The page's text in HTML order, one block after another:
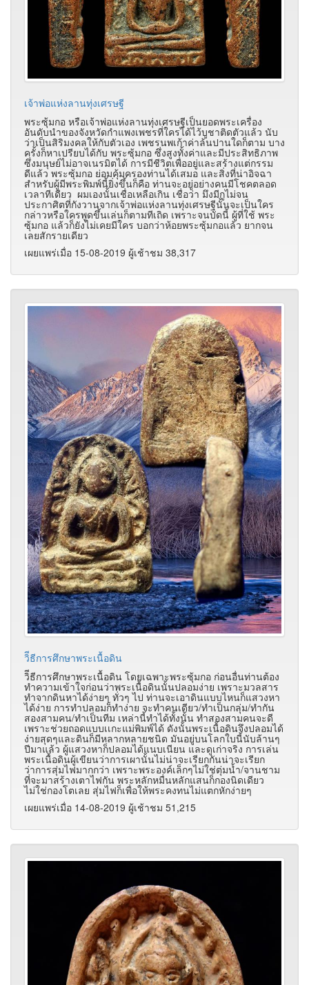
เจ้าพ่อแห่งลานทุ่งเศรษฐี
พระซุ้มกอ หรือเจ้าพ่อแห่งลานทุ่งเศรษฐีเป็นยอดพระเครื่อง
อันดับนำของจังหวัดกำแพงเพชรที่ใครได้ไว้บูชาติดตัวแล้ว นับ
ว่าเป็นสิริมงคลให้กับตัวเอง เพชรนพเก้าค่าล้นปานใดก็ตาม บาง
ครั้งก็หาเปรียบได้กับ พระซุ้มกอ ซึ่งสูงทั้งค่าและมีประสิทธิภาพ
ซึ่งมนุษย์ไม่อาจเนรมิตได้ การมีชีวิตเพื่ออยู่และสร้างแต่กรรม
ดีแล้ว พระซุ้มกอ ย่อมคุ้มครองท่านได้เสมอ และสิ่งที่น่าอิจฉา
สำหรับผู้มีพระพิมพ์นี้ยิ่งขึ้นก็คือ ท่านจะอยู่อย่างคนมีโชคตลอด
เวลาทีเดียว ผมเองนั้นเชื่อเหลือเกิน เชื่อว่า มึงมีกูไม่จน
ประกาศิตที่กังวานจากเจ้าพ่อแห่งลานทุ่งเศรษฐีนั้นจะเป็นใคร
กล่าวหรือใครพูดขึ้นเล่นก็ตามทีเถิด เพราะจนบัดนี้ ผู้ที่ใช้ พระ
ซุ้มกอ แล้วก็ยังไม่เคยมีใคร บอกว่าห้อยพระซุ้มกอแล้ว ยากจน
เลยสักรายเดียว
เผยแพร่เมื่อ 15-08-2019 ผู้เช้าชม 38,317
วิีธีการศึกษาพระเนื้อดิน
วิีธีการศึกษาพระเนื้อดิน โดยเฉพาะพระซุ้มกอ ก่อนอื่นท่านต้อง
ทำความเข้าใจก่อนว่าพระเนื้อดินนั้นปลอมง่าย เพราะมวลสาร
ทำจากดินหาได้ง่ายๆ ทั่วๆ ไป ท่านจะเอาดินแบบไหนก็แสวงหา
ได้ง่าย การทำปลอมก็ทำง่าย จะทำคนเดียว/ทำเป็นกลุ่ม/ทำกัน
สองสามคน/ทำเป็นทีม เหล่านี้ทำได้ทั้งนั้น ทำสองสามคนจะดี
เพราะช่วยถอดแบบเเกะแม่พิมพ์ได้ ดังนั้นพระเนื้อดินจึงปลอมได้
ง่ายสุดๆและดินก็มีหลากหลายชนิด มันอยู่บนโลกใบนี้นับล้านๆ
ปีมาแล้ว ผู้แสวงหาก็ปลอมได้แนบเนียน และดูเก่าจริง การเล่น
พระเนื้อดินผู้เขียนว่าการเผานั้นไม่น่าจะเรียกกันน่าจะเรียก
ว่าการสุ่มไฟมากกว่า เพราะพระองค์เล็กๆไม่ใช่ตุ่มน้ำ/จานชาม
ที่จะมาสร้างเตาไฟกัน พระหลักหมื่นหลักแสนก็กองนิดเดียว
ไม่ใช่กองโตเลย สุ่มไฟก็เพื่อให้พระคงทนไม่แตกหักง่ายๆ
เผยแพร่เมื่อ 14-08-2019 ผู้เช้าชม 51,215